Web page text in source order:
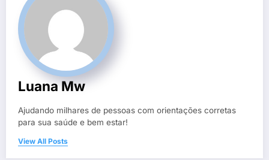
Luana Mw
Ajudando milhares de pessoas com orientações corretas
para sua saúde e bem estar!
View All Posts